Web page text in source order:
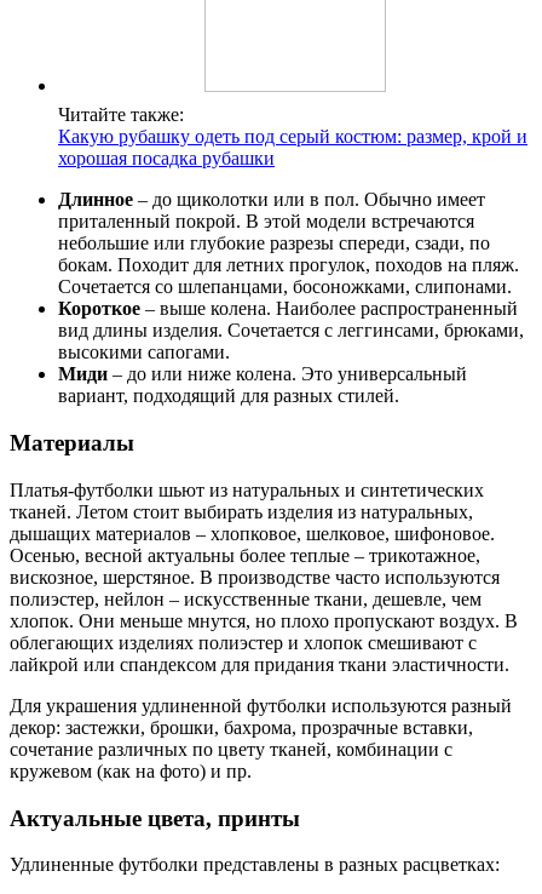
Читайте также:
Какую рубашку одеть под серый костюм: размер, крой и
хорошая посадка рубашки
Длинное – до щиколотки или в пол. Обычно имеет
приталенный покрой. В этой модели встречаются
небольшие или глубокие разрезы спереди, сзади, по
бокам. Походит для летних прогулок, походов на пляж.
Сочетается со шлепанцами, босоножками, слипонами.
Короткое – выше колена. Наиболее распространенный
вид длины изделия. Сочетается с леггинсами, брюками,
высокими сапогами.
Миди – до или ниже колена. Это универсальный
вариант, подходящий для разных стилей.
Материалы
Платья-футболки шьют из натуральных и синтетических
тканей. Летом стоит выбирать изделия из натуральных,
дышащих материалов – хлопковое, шелковое, шифоновое.
Осенью, весной актуальны более теплые – трикотажное,
вискозное, шерстяное. В производстве часто используются
полиэстер, нейлон – искусственные ткани, дешевле, чем
хлопок. Они меньше мнутся, но плохо пропускают воздух. В
облегающих изделиях полиэстер и хлопок смешивают с
лайкрой или спандексом для придания ткани эластичности.
Для украшения удлиненной футболки используются разный
декор: застежки, брошки, бахрома, прозрачные вставки,
сочетание различных по цвету тканей, комбинации с
кружевом (как на фото) и пр.
Актуальные цвета, принты
Удлиненные футболки представлены в разных расцветках: